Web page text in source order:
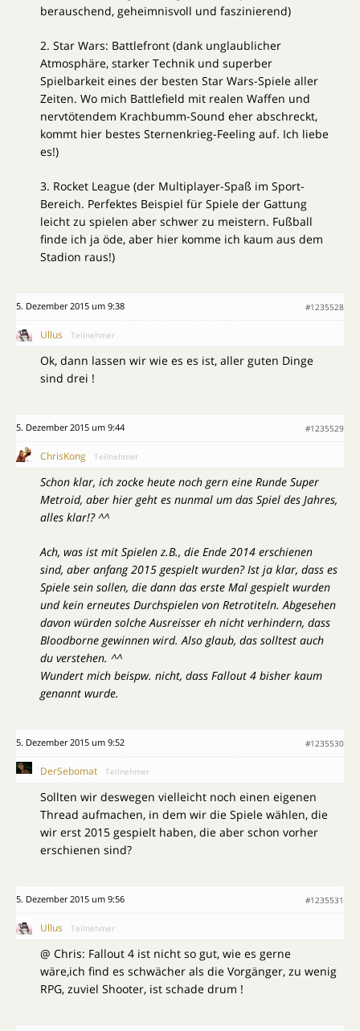
berauschend, geheimnisvoll und faszinierend)
2. Star Wars: Battlefront (dank unglaublicher
Atmosphäre, starker Technik und superber
Spielbarkeit eines der besten Star Wars-Spiele aller
Zeiten. Wo mich Battlefield mit realen Waffen und
nervtötendem Krachbumm-Sound eher abschreckt,
kommt hier bestes Sternenkrieg-Feeling auf. Ich liebe
es!)
3. Rocket League (der Multiplayer-Spaß im Sport-
Bereich. Perfektes Beispiel für Spiele der Gattung
leicht zu spielen aber schwer zu meistern. Fußball
finde ich ja öde, aber hier komme ich kaum aus dem
Stadion raus!)
5. Dezember 2015 um 9:38 #1235528
Ullus Teilnehmer
Ok, dann lassen wir wie es es ist, aller guten Dinge
sind drei !
5. Dezember 2015 um 9:44 #1235529
ChrisKong Teilnehmer
Schon klar, ich zocke heute noch gern eine Runde Super
Metroid, aber hier geht es nunmal um das Spiel des Jahres,
alles klar!? ^^
Ach, was ist mit Spielen z.B., die Ende 2014 erschienen
sind, aber anfang 2015 gespielt wurden? Ist ja klar, dass es
Spiele sein sollen, die dann das erste Mal gespielt wurden
und kein erneutes Durchspielen von Retrotiteln. Abgesehen
davon würden solche Ausreisser eh nicht verhindern, dass
Bloodborne gewinnen wird. Also glaub, das solltest auch
du verstehen. ^^
Wundert mich beispw. nicht, dass Fallout 4 bisher kaum
genannt wurde.
5. Dezember 2015 um 9:52 #1235530
DerSebomat Teilnehmer
Sollten wir deswegen vielleicht noch einen eigenen
Thread aufmachen, in dem wir die Spiele wählen, die
wir erst 2015 gespielt haben, die aber schon vorher
erschienen sind?
5. Dezember 2015 um 9:56 #1235531
Ullus Teilnehmer
@ Chris: Fallout 4 ist nicht so gut, wie es gerne
wäre,ich find es schwächer als die Vorgänger, zu wenig
RPG, zuviel Shooter, ist schade drum !